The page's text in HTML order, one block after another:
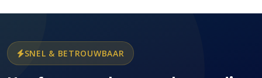
SNEL & BETROUWBAAR